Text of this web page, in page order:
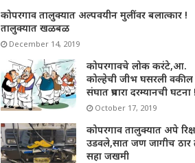
कोपरगाव तालुक्यात अल्पवयीन मुलींवर बलात्कार !
तालुक्यात खळबळ
December 14, 2019
कोपरगावचे लोक करंटे,आ.
कोल्हेची जीभ घसरली वकील
संघात प्रचारा दरम्यानची घटना !
October 17, 2019
कोपरगाव तालुक्यात अपे
उडवले,सात जण जागीच ठार
सहा जखमी